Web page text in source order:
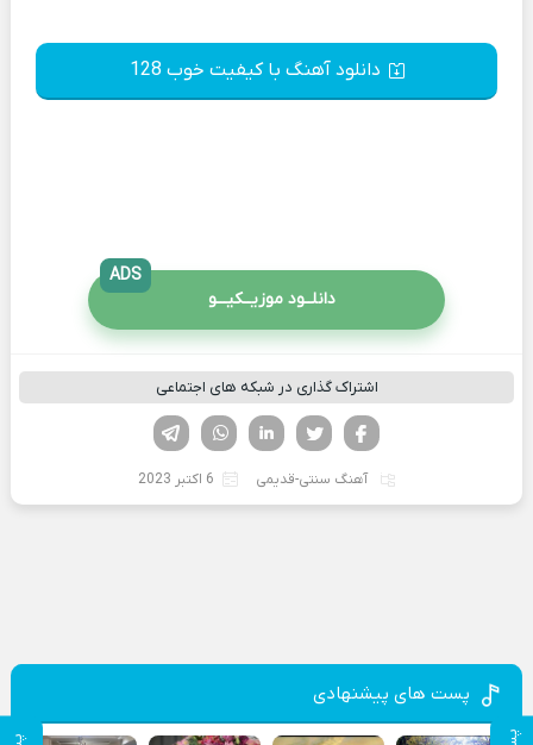
دانلود آهنگ با کیفیت خوب 128
دانلــود موزیــکیـــو
ADS
اشتراک گذاری در شبکه های اجتماعی
لینکدین تویتر
فیسوک
آهنگ سنتی-قدیمی 6 اکتبر 2023
پست های پیشنهادی